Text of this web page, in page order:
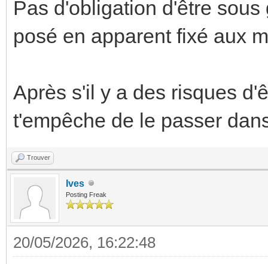
Pas d'obligation d'être
posé en apparent fixé aux
Après s'il y a des risques
t'empêche de le passer
Trouver
Ives
Posting Freak
20/05/2026, 16:22:48